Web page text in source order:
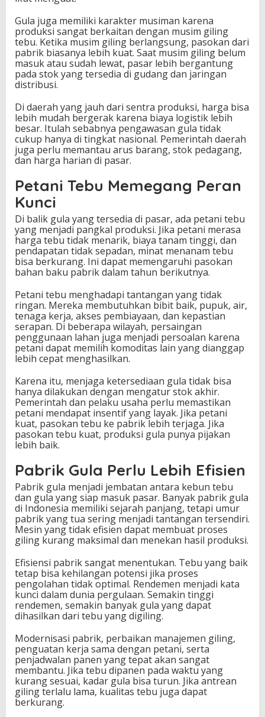
Gula juga memiliki karakter musiman karena
produksi sangat berkaitan dengan musim giling
tebu. Ketika musim giling berlangsung, pasokan dari
pabrik biasanya lebih kuat. Saat musim giling belum
masuk atau sudah lewat, pasar lebih bergantung
pada stok yang tersedia di gudang dan jaringan
distribusi.
Di daerah yang jauh dari sentra produksi, harga bisa
lebih mudah bergerak karena biaya logistik lebih
besar. Itulah sebabnya pengawasan gula tidak
cukup hanya di tingkat nasional. Pemerintah daerah
juga perlu memantau arus barang, stok pedagang,
dan harga harian di pasar.
Petani Tebu Memegang Peran
Kunci
Di balik gula yang tersedia di pasar, ada petani tebu
yang menjadi pangkal produksi. Jika petani merasa
harga tebu tidak menarik, biaya tanam tinggi, dan
pendapatan tidak sepadan, minat menanam tebu
bisa berkurang. Ini dapat memengaruhi pasokan
bahan baku pabrik dalam tahun berikutnya.
Petani tebu menghadapi tantangan yang tidak
ringan. Mereka membutuhkan bibit baik, pupuk, air,
tenaga kerja, akses pembiayaan, dan kepastian
serapan. Di beberapa wilayah, persaingan
penggunaan lahan juga menjadi persoalan karena
petani dapat memilih komoditas lain yang dianggap
lebih cepat menghasilkan.
Karena itu, menjaga ketersediaan gula tidak bisa
hanya dilakukan dengan mengatur stok akhir.
Pemerintah dan pelaku usaha perlu memastikan
petani mendapat insentif yang layak. Jika petani
kuat, pasokan tebu ke pabrik lebih terjaga. Jika
pasokan tebu kuat, produksi gula punya pijakan
lebih baik.
Pabrik Gula Perlu Lebih Efisien
Pabrik gula menjadi jembatan antara kebun tebu
dan gula yang siap masuk pasar. Banyak pabrik gula
di Indonesia memiliki sejarah panjang, tetapi umur
pabrik yang tua sering menjadi tantangan tersendiri.
Mesin yang tidak efisien dapat membuat proses
giling kurang maksimal dan menekan hasil produksi.
Efisiensi pabrik sangat menentukan. Tebu yang baik
tetap bisa kehilangan potensi jika proses
pengolahan tidak optimal. Rendemen menjadi kata
kunci dalam dunia pergulaan. Semakin tinggi
rendemen, semakin banyak gula yang dapat
dihasilkan dari tebu yang digiling.
Modernisasi pabrik, perbaikan manajemen giling,
penguatan kerja sama dengan petani, serta
penjadwalan panen yang tepat akan sangat
membantu. Jika tebu dipanen pada waktu yang
kurang sesuai, kadar gula bisa turun. Jika antrean
giling terlalu lama, kualitas tebu juga dapat
berkurang.